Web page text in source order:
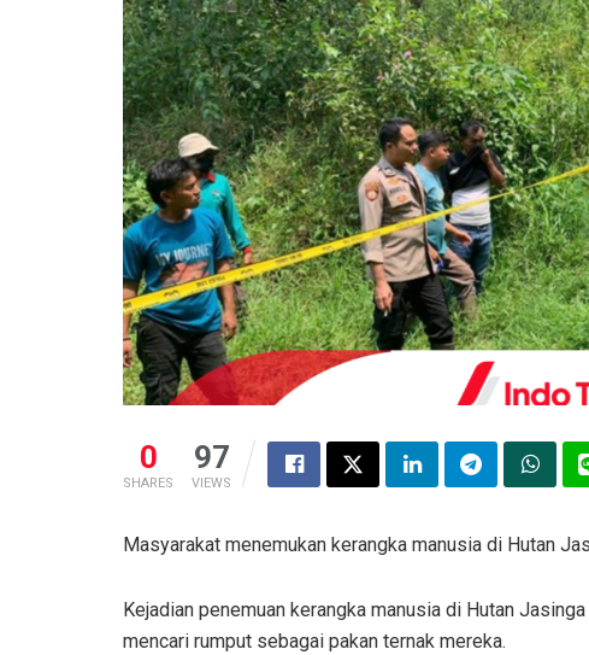
0
SHARES
97
VIEWS
Masyarakat menemukan kerangka manusia di Hutan
Kejadian penemuan kerangka manusia di Hutan
mencari rumput sebagai pakan ternak mereka.